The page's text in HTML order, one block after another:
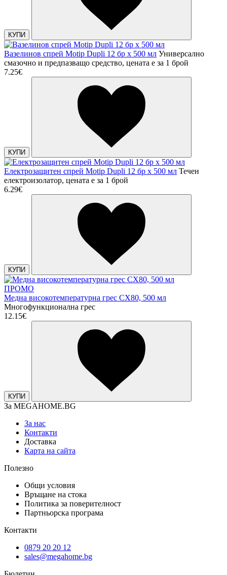
КУПИ
Вазелинов спрей Motip Dupli 12 бр х 500 мл Универсално
смазочно и предпазващо средство, цената е за 1 брой
7.25€
КУПИ
Електрозащитен спрей Motip Dupli 12 бр х 500 мл Течен
електроизолатор, цената е за 1 брой
6.29€
КУПИ
ПРОМО
Медна високотемпературна грес CX80, 500 мл
Многофункционална грес
12.15€
КУПИ
За MEGAHOME.BG
За нас
Контакти
Доставка
Карта на сайта
Полезно
Общи условия
Връщане на стока
Политика за поверителност
Партньорска програма
Контакти
0879 20 20 12
sales@megahome.bg